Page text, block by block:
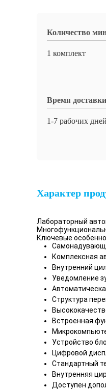
Количество мин
1 комплект
Время доставки
1-7 рабочих дней
Характер
Лабораторный
Ключевые
Комплексная
Внутренний
Уведомление
Структура
Встроенная
Устройство
Цифровой
Стандартный
Внутренняя
Доступен